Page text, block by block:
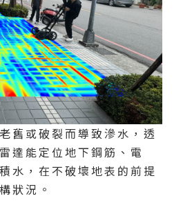
舊或破裂而導致滲水，透
達能定位地下鋼筋、電
水，在不破壞地表的前提
狀況。